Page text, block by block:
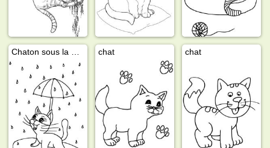
chat chat